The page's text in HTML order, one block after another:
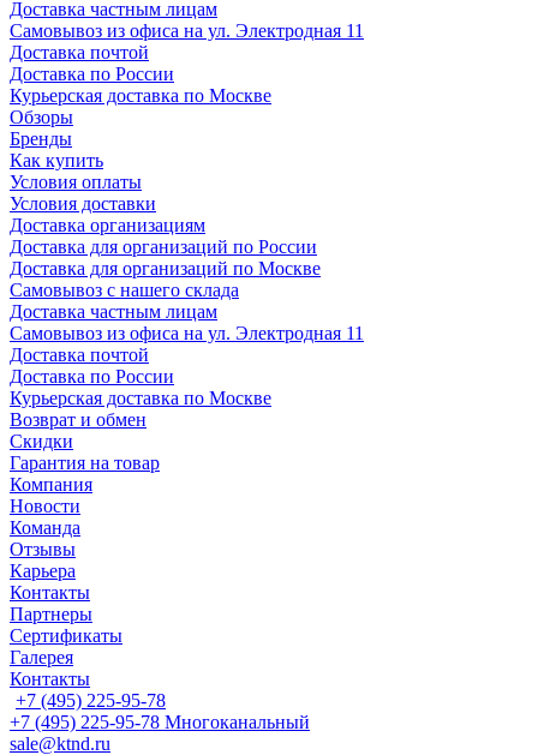
Доставка частным лицам
Самовывоз из офиса на ул. Электродная 11
Доставка почтой
Доставка по России
Курьерская доставка по Москве
Обзоры
Бренды
Как купить
Условия оплаты
Условия доставки
Доставка организациям
Доставка для организаций по России
Доставка для организаций по Москве
Самовывоз с нашего склада
Доставка частным лицам
Самовывоз из офиса на ул. Электродная 11
Доставка почтой
Доставка по России
Курьерская доставка по Москве
Возврат и обмен
Скидки
Гарантия на товар
Компания
Новости
Команда
Отзывы
Карьера
Контакты
Партнеры
Сертификаты
Галерея
Контакты
+7 (495) 225-95-78
+7 (495) 225-95-78 Многоканальный
sale@ktnd.ru